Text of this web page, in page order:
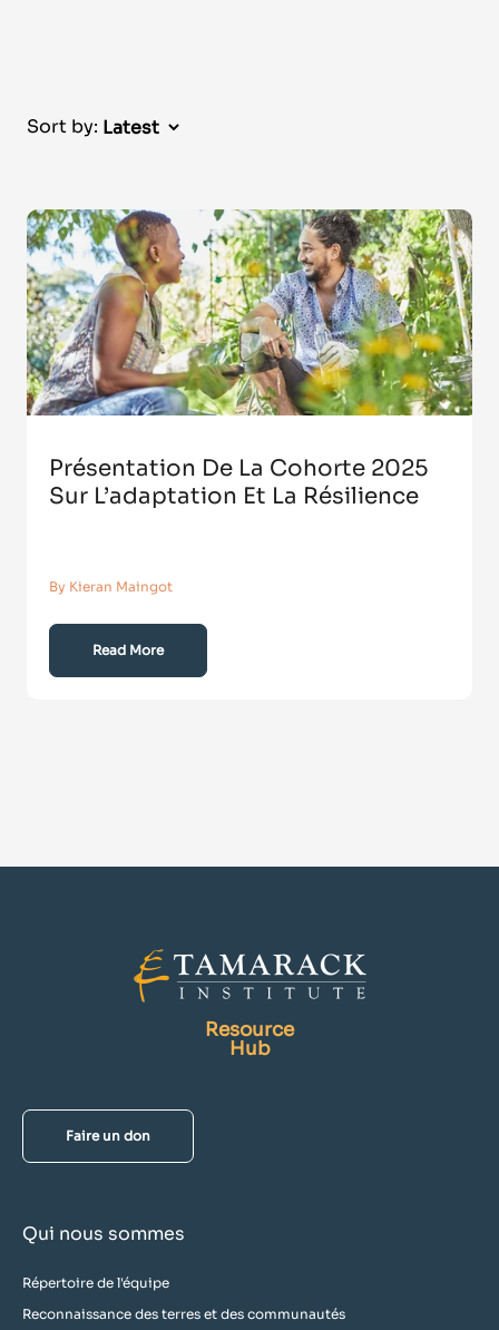
Sort by:
Présentation De La Cohorte 2025
Sur L’adaptation Et La Résilience
By Kieran Maingot
Read More
Resource
Hub
Faire un don
Qui nous sommes
Répertoire de l'équipe
Reconnaissance des terres et des communautés